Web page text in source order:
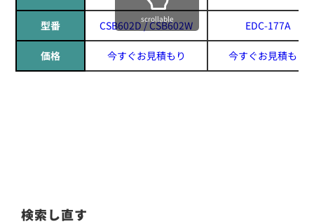
型番 CSB602D / CSB602W EDC-177A
価格 今すぐお見積もり 今すぐお見積もり
scrollable
検索し直す